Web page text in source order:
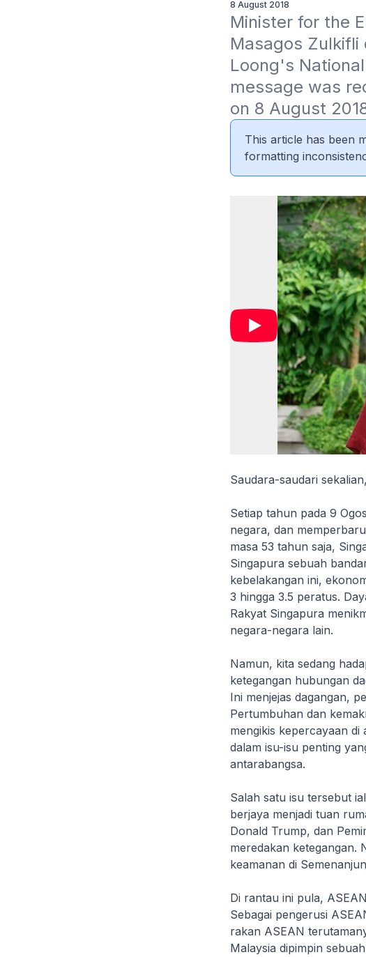
8 August 2018
Minister for the
Masagos Zulkifli
Loong's
message was
on 8 August
This article has been
formatting
Saudara-saudari sekalian,
Setiap tahun pada 9
negara, dan
masa 53 tahun saja,
Singapura sebuah
kebelakangan ini,
3 hingga 3.5 peratus.
Rakyat Singapura
negara-negara lain.
Namun, kita sedang
ketegangan hubungan
Ini menjejas dagangan,
Pertumbuhan dan
mengikis kepercayaan
dalam isu-isu penting
antarabangsa.
Salah satu isu tersebut
berjaya menjadi tuan
Donald Trump, dan
meredakan ketegangan.
keamanan di
Di rantau ini pula,
Sebagai pengerusi
rakan ASEAN
Malaysia dipimpin